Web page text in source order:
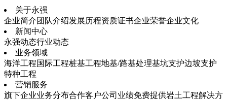
关于永强
企业简介团队介绍发展历程资质证书企业荣誉企业文化
新闻中心
永强动态行业动态
业务领域
海洋工程国际工程桩基工程地基/路基处理基坑支护边坡支护
特种工程
营销服务
旗下企业业务分布合作客户公司业绩免费提供岩土工程解决方